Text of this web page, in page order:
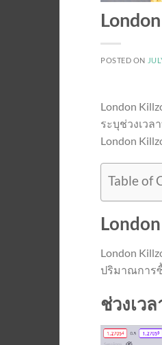
POSTED ON
London
ระบุช่วงเว
London
Table of
London
ปริมาณการ
ช่วงเว